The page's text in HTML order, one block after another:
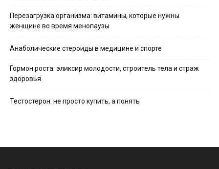
Перезагрузка организма: витамины, которые нужны
женщине во время менопаузы
Анаболические стероиды в медицине и спорте
Гормон роста: эликсир молодости, строитель тела и страж
здоровья
Тестостерон: не просто купить, а понять